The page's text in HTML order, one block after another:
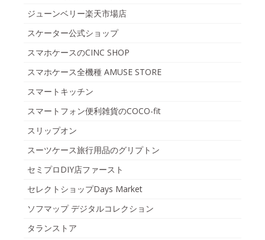
ジューンベリー楽天市場店
スケーター公式ショップ
スマホケースのCINC SHOP
スマホケース全機種 AMUSE STORE
スマートキッチン
スマートフォン便利雑貨のCOCO-fit
スリップオン
スーツケース旅行用品のグリプトン
セミプロDIY店ファースト
セレクトショップDays Market
ソフマップ デジタルコレクション
タランストア